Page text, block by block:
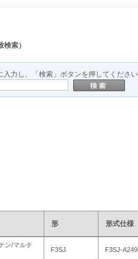
索）
入力し、「検索」ボタンを押してくださ
形 形式仕様
ン/マルチ
F3SJ F3SJ-